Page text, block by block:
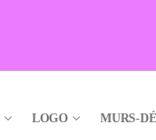
LOGO MURS-